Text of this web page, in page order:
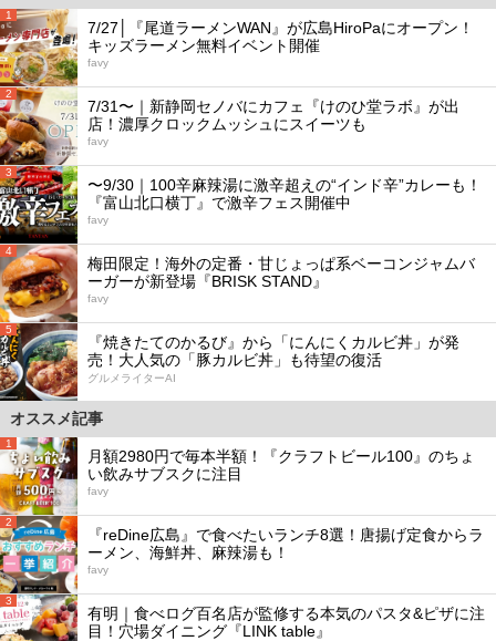
1
7/27│『尾道ラーメンWAN』が広島HiroPaにオープン！
キッズラーメン無料イベント開催
favy
2
7/31〜｜新静岡セノバにカフェ『けのひ堂ラボ』が出
店！濃厚クロックムッシュにスイーツも
favy
3
〜9/30｜100辛麻辣湯に激辛超えの“インド辛”カレーも！
『富山北口横丁』で激辛フェス開催中
favy
4
梅田限定！海外の定番・甘じょっぱ系ベーコンジャムバ
ーガーが新登場『BRISK STAND』
favy
5
『焼きたてのかるび』から「にんにくカルビ丼」が発
売！大人気の「豚カルビ丼」も待望の復活
グルメライターAI
オススメ記事
1
月額2980円で毎本半額！『クラフトビール100』のちょ
い飲みサブスクに注目
favy
2
『reDine広島』で食べたいランチ8選！唐揚げ定食からラ
ーメン、海鮮丼、麻辣湯も！
favy
3
有明｜食べログ百名店が監修する本気のパスタ&ピザに注
目！穴場ダイニング『LINK table』